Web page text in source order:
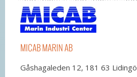
MICAB MARIN AB
Gåshagaleden 12, 181 63 Lidingö